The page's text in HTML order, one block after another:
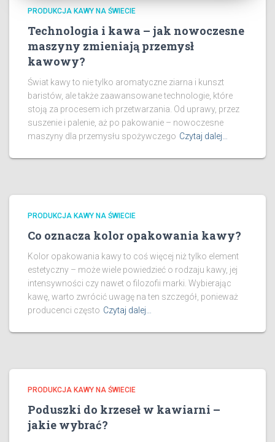
PRODUKCJA KAWY NA ŚWIECIE
Technologia i kawa – jak nowoczesne
maszyny zmieniają przemysł
kawowy?
Świat kawy to nie tylko aromatyczne ziarna i kunszt
baristów, ale także zaawansowane technologie, które
stoją za procesem ich przetwarzania. Od uprawy, przez
suszenie i palenie, aż po pakowanie – nowoczesne
maszyny dla przemysłu spożywczego Czytaj dalej…
PRODUKCJA KAWY NA ŚWIECIE
Co oznacza kolor opakowania kawy?
Kolor opakowania kawy to coś więcej niż tylko element
estetyczny – może wiele powiedzieć o rodzaju kawy, jej
intensywności czy nawet o filozofii marki. Wybierając
kawę, warto zwrócić uwagę na ten szczegół, ponieważ
producenci często Czytaj dalej…
PRODUKCJA KAWY NA ŚWIECIE
Poduszki do krzeseł w kawiarni –
jakie wybrać?